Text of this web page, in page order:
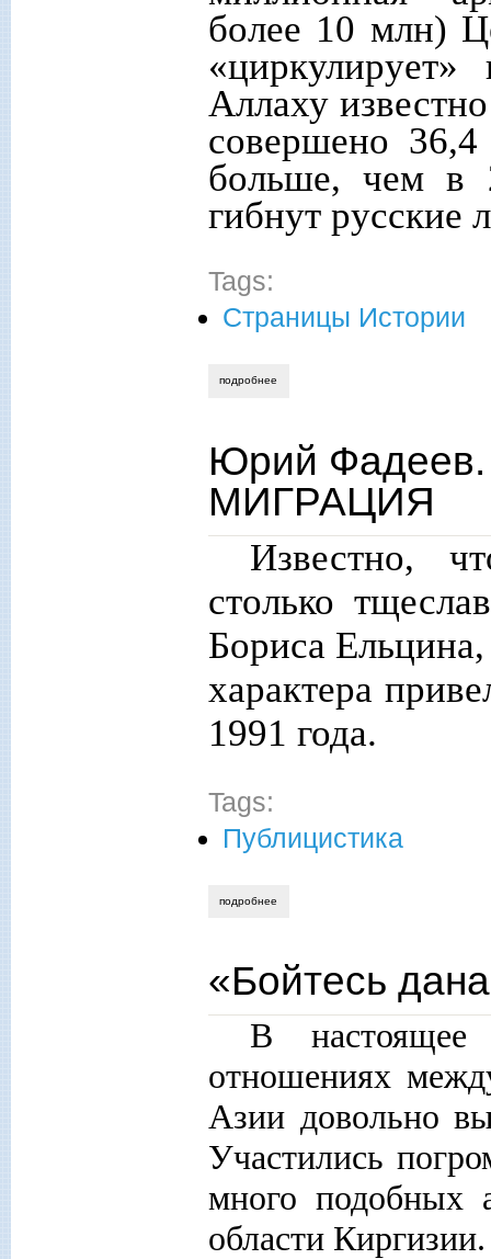
более 10 млн)
Аллаху
совершено
больше, чем в
гибнут русские
Tags:
Страницы Истории
подробнее
Юрий
МИГРАЦИЯ
Известно,
столько
Бориса
характера
1991 года.
Tags:
Публицистика
подробнее
«Бойтесь
В настоящее
отношениях
Азии довольно
Участились
много подобных
области Киргизии.